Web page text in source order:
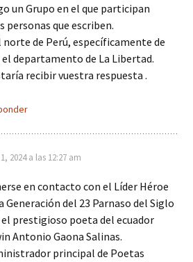
un Grupo en el que participan
personas que escriben.
norte de Perú, específicamente de
el departamento de La Libertad.
recibir vuestra respuesta .
2024 a las 12:27 am
en contacto con el Líder Héroe
Generación del 23 Parnaso del Siglo
el prestigioso poeta del ecuador
Antonio Gaona Salinas.
principal de Poetas